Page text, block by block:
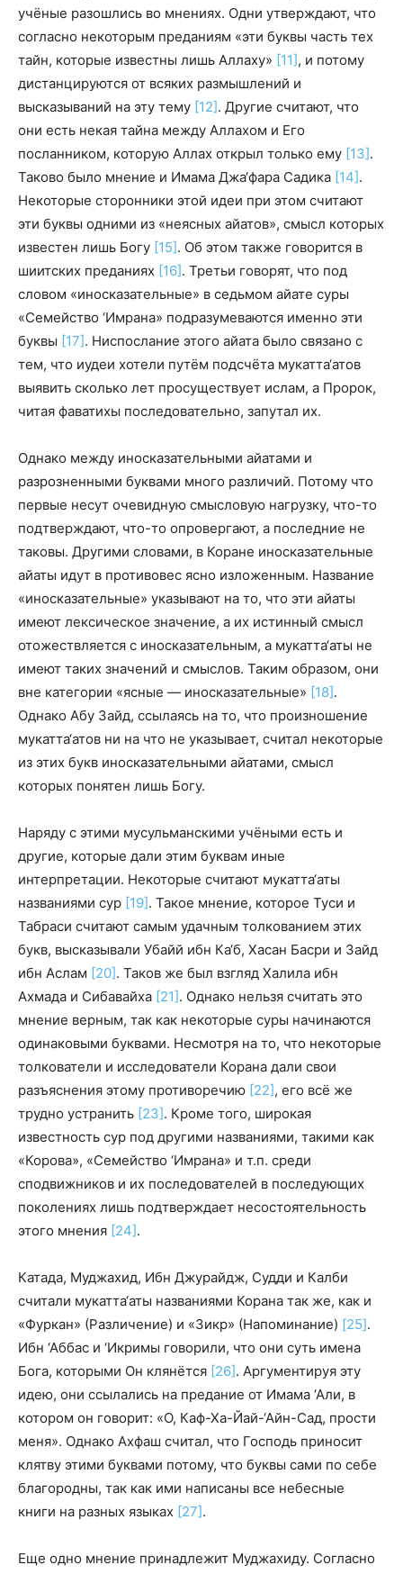
учёные разошлись во мнениях. Одни утверждают, что
согласно некоторым преданиям «эти буквы часть тех
тайн, которые известны лишь Аллаху» [11], и потому
дистанцируются от всяких размышлений и
высказываний на эту тему [12]. Другие считают, что
они есть некая тайна между Аллахом и Его
посланником, которую Аллах открыл только ему [13].
Таково было мнение и Имама Джа‘фара Садика [14].
Некоторые сторонники этой идеи при этом считают
эти буквы одними из «неясных айатов», смысл которых
известен лишь Богу [15]. Об этом также говорится в
шиитских преданиях [16]. Третьи говорят, что под
словом «иносказательные» в седьмом айате суры
«Семейство ‘Имрана» подразумеваются именно эти
буквы [17]. Ниспослание этого айата было связано с
тем, что иудеи хотели путём подсчёта мукатта‘атов
выявить сколько лет просуществует ислам, а Пророк,
читая фаватихы последовательно, запутал их.
Однако между иносказательными айатами и
разрозненными буквами много различий. Потому что
первые несут очевидную смысловую нагрузку, что-то
подтверждают, что-то опровергают, а последние не
таковы. Другими словами, в Коране иносказательные
айаты идут в противовес ясно изложенным. Название
«иносказательные» указывают на то, что эти айаты
имеют лексическое значение, а их истинный смысл
отожествляется с иносказательным, а мукатта‘аты не
имеют таких значений и смыслов. Таким образом, они
вне категории «ясные — иносказательные» [18].
Однако Абу Зайд, ссылаясь на то, что произношение
мукатта‘атов ни на что не указывает, считал некоторые
из этих букв иносказательными айатами, смысл
которых понятен лишь Богу.
Наряду с этими мусульманскими учёными есть и
другие, которые дали этим буквам иные
интерпретации. Некоторые считают мукатта‘аты
названиями сур [19]. Такое мнение, которое Туси и
Табраси считают самым удачным толкованием этих
букв, высказывали Убайй ибн Ка‘б, Хасан Басри и Зайд
ибн Аслам [20]. Таков же был взгляд Халила ибн
Ахмада и Сибавайха [21]. Однако нельзя считать это
мнение верным, так как некоторые суры начинаются
одинаковыми буквами. Несмотря на то, что некоторые
толкователи и исследователи Корана дали свои
разъяснения этому противоречию [22], его всё же
трудно устранить [23]. Кроме того, широкая
известность сур под другими названиями, такими как
«Корова», «Семейство ‘Имрана» и т.п. среди
сподвижников и их последователей в последующих
поколениях лишь подтверждает несостоятельность
этого мнения [24].
Катада, Муджахид, Ибн Джурайдж, Судди и Калби
считали мукатта‘аты названиями Корана так же, как и
«Фуркан» (Различение) и «Зикр» (Напоминание) [25].
Ибн ‘Аббас и ‘Икримы говорили, что они суть имена
Бога, которыми Он клянётся [26]. Аргументируя эту
идею, они ссылались на предание от Имама ‘Али, в
котором он говорит: «О, Каф-Ха-Йай-‘Айн-Сад, прости
меня». Однако Ахфаш считал, что Господь приносит
клятву этими буквами потому, что буквы сами по себе
благородны, так как ими написаны все небесные
книги на разных языках [27].
Еще одно мнение принадлежит Муджахиду. Согласно